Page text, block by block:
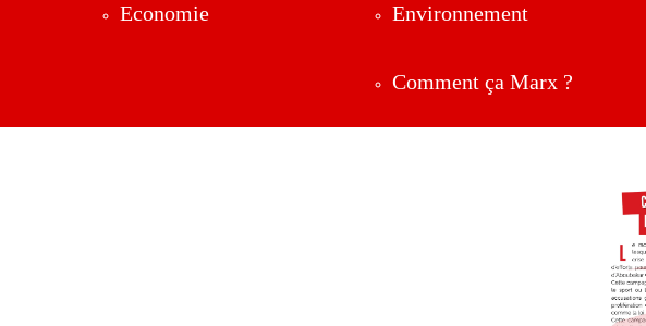
Economie Environnement
Comment ça Marx ?